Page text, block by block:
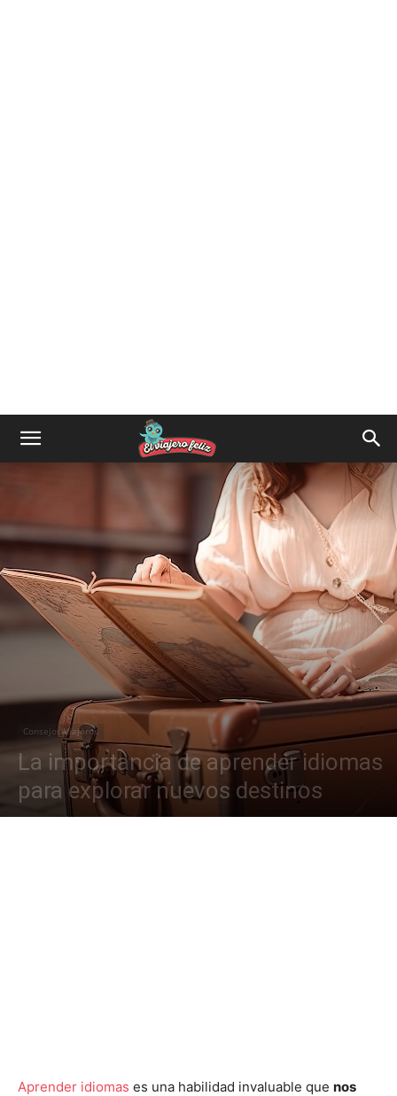
Consejos Viajeros
La importancia de aprender idiomas
para explorar nuevos destinos
Aprender idiomas es una habilidad invaluable que nos